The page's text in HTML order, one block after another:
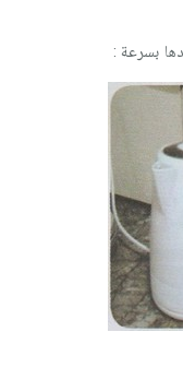
بسرعة :